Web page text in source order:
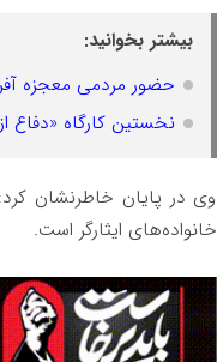
بیشتر بخوانید:
حضور مردمی معجزه
نخستین کارگاه «دفاع
وی در پایان خاطرنشان
خانواده‌های ایثارگر است.